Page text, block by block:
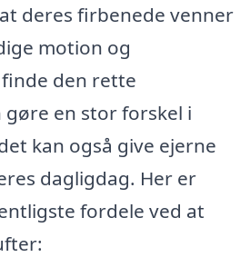
deres firbenede venner
motion og
den rette
en stor forskel i
kan også give ejerne
dagligdag. Her er
fordele ved at